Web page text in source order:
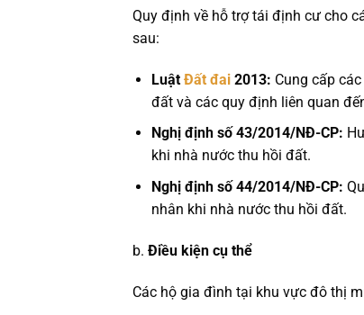
Quy định về hỗ trợ tái định cư cho
sau:
Luật Đất đai2013: Cung cấp
đất và các quy định liên quan
Nghị định số 43/2014/NĐ-CP:
khi nhà nước thu hồi đất.
Nghị định số 44/2014/NĐ-CP:
nhân khi nhà nước thu hồi đất.
b. Điều kiện cụ thể
Các hộ gia đình tại khu vực đô thị